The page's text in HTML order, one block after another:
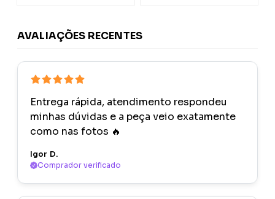
AVALIAÇÕES RECENTES
Entrega rápida, atendimento respondeu
minhas dúvidas e a peça veio exatamente
como nas fotos 🔥
Igor D.
Comprador verificado